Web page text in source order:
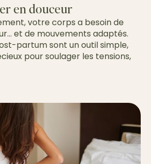
en douceur
votre corps a besoin de
et de mouvements adaptés.
partum sont un outil simple,
pour soulager les tensions,